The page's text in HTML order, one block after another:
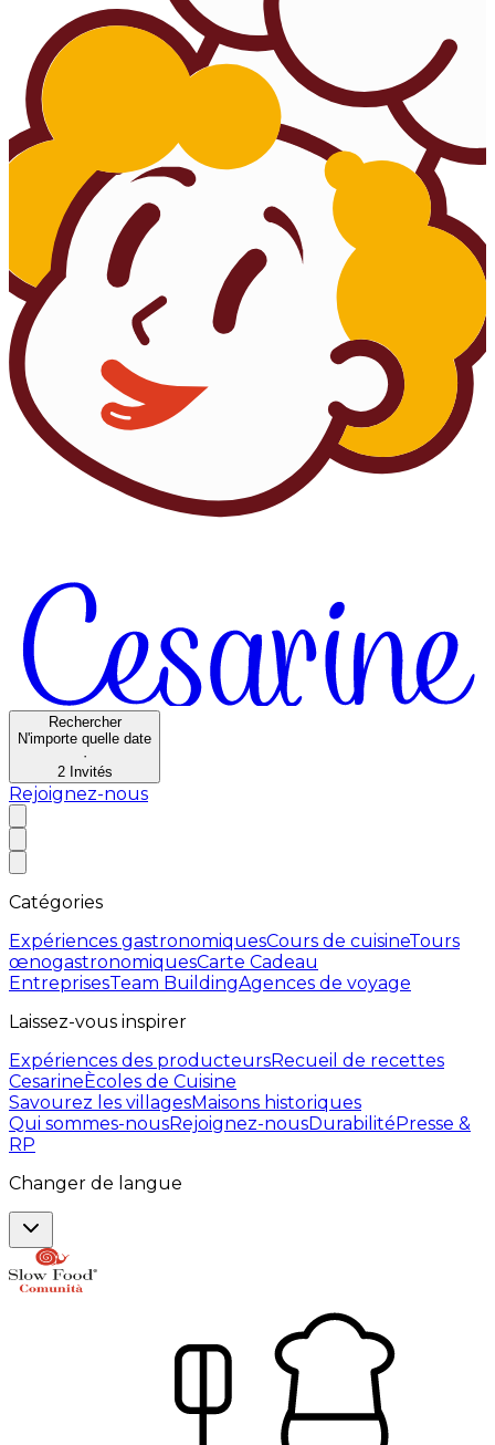
Rechercher
N'importe quelle date
·
2 Invités
Rejoignez-nous
Catégories
Expériences gastronomiquesCours de cuisineTours
œnogastronomiquesCarte Cadeau
EntreprisesTeam BuildingAgences de voyage
Laissez-vous inspirer
Expériences des producteursRecueil de recettes
CesarineÈcoles de Cuisine
Savourez les villagesMaisons historiques
Qui sommes-nousRejoignez-nousDurabilitéPresse &
RP
Changer de langue